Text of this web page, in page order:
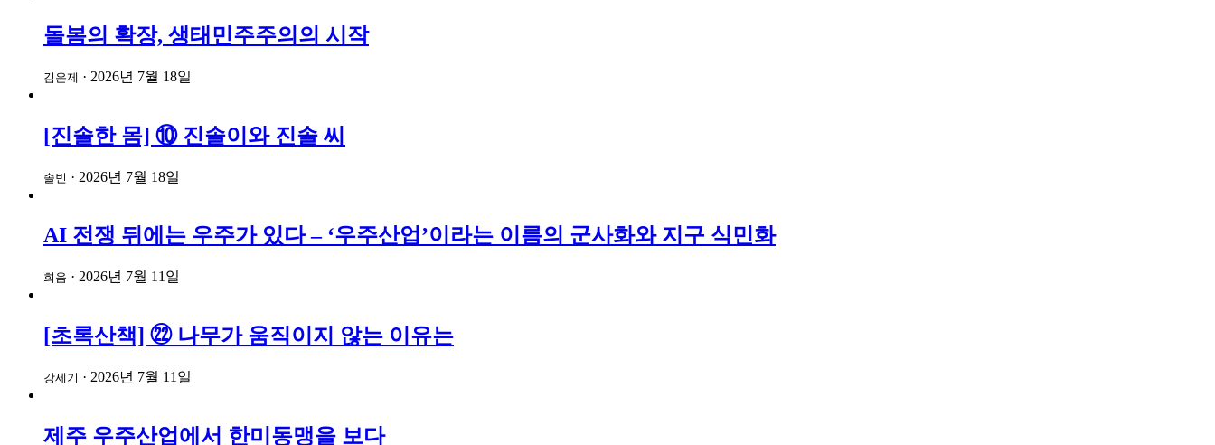
돌봄의 확장, 생태민주주의의 시작
김은제 · 2026년 7월 18일
[진솔한 몸] ⑩ 진솔이와 진솔 씨
솔빈 · 2026년 7월 18일
AI 전쟁 뒤에는 우주가 있다 – ‘우주산업’이라는 이름의 군사화와 지구 식민화
희음 · 2026년 7월 11일
[초록산책] ㉒ 나무가 움직이지 않는 이유는
강세기 · 2026년 7월 11일
제주 우주산업에서 한미동맹을 보다